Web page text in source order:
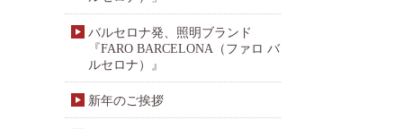
バルセロナ発、照明ブランド
『FARO BARCELONA（ファロ バ
ルセロナ）』
新年のご挨拶